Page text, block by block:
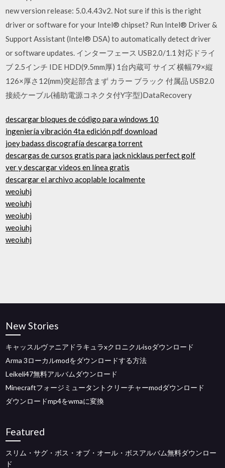
new version release: 5.0.4.43v2. Not sure if this is the right
driver or software for your Intel® chipset? Run Intel® Driver &
Support Assistant (Intel® DSA) to automatically detect driver
or software updates. インターフェース USB2.0/1.1 対応ドライ
ブ 2.5インチ IDE HDD(9.5mm厚) 1台内蔵可 サイズ 横幅79×縦
126×厚さ12(mm)突起部含まず カラー ブラック 付属品 USB2.0
接続ケーブル(補助電源コネクタ付Y字型)DataRecovery
descargar bloques de código para windows 10
ingeniería vibración 4ta edición pdf download
joey badass discografía descarga torrent
descargas de cursos gratis para jack nicklaus perfect golf
ver y descargar videos en línea gratis
descargar el archivo acoplable localmente
weoiuhj
weoiuhj
weoiuhj
weoiuhj
weoiuhj
New Stories
キャッスルヴァニアドラキュラxクロニクルisoダウンロード
Arma 3ローカルmodをダウンロードする方法
Leikeli47無料アルバムダウンロード
Minecraftフォージミュータントクリーチャーmodダウンロード
ダウンロードmp4をwmaに変換
Featured
スリム・サグ・ボス・オブ・オール・ボスアルバム無料ダウンロー
ド